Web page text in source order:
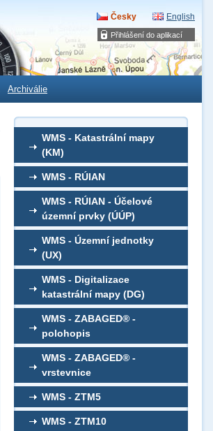
Přihlášení do aplikací
Česky English
Archiválie
WMS - Katastrální mapy
(KM)
WMS - RÚIAN
WMS - RÚIAN - Účelové
územní prvky (ÚÚP)
WMS - Územní jednotky
(UX)
WMS - Digitalizace
katastrální mapy (DG)
WMS - ZABAGED® -
polohopis
WMS - ZABAGED® -
vrstevnice
WMS - ZTM5
WMS - ZTM10